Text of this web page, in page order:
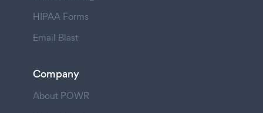
HIPAA Forms
Email Blast
Company
About POWR